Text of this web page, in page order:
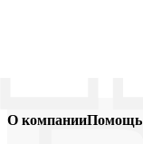
О компанииПомощь